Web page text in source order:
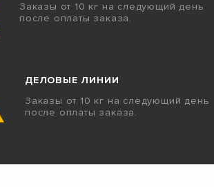
Заказы от 10 кг на следующий день
после оплаты заказа.
ДЕЛОВЫЕ ЛИНИИ
Заказы от 10 кг на следующий день
после оплаты заказа.